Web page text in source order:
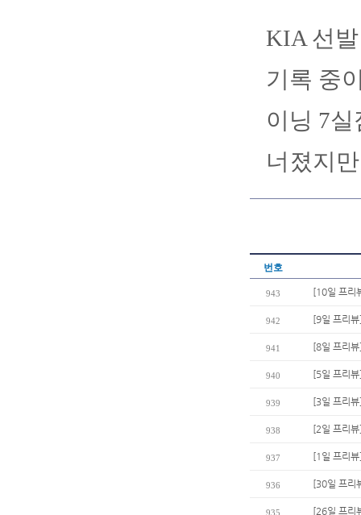
KIA 선
기록 중
이닝 7
너졌지
번호
943 [10일 프리
942 [9일 프리
941 [8일 프리
940 [5일 프리
939 [3일 프리
938 [2일 프리
937 [1일 프리뷰
936 [30일 프리
935 [26일 프리